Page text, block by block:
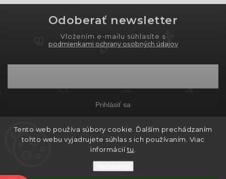
Tento web používa súbory cookie. Ďalším prechádzaním
tohto webu vyjadrujete súhlas s ich používaním. Viac
informáciítu
Odoberať newsletter
Vložením e-mailu súhlasíte s
podmienkami ochrany osobných údajov
Prihlásiť sa
Copyright 2026PROXIMA.store
Grafický návrh vytvořil a nakódoval